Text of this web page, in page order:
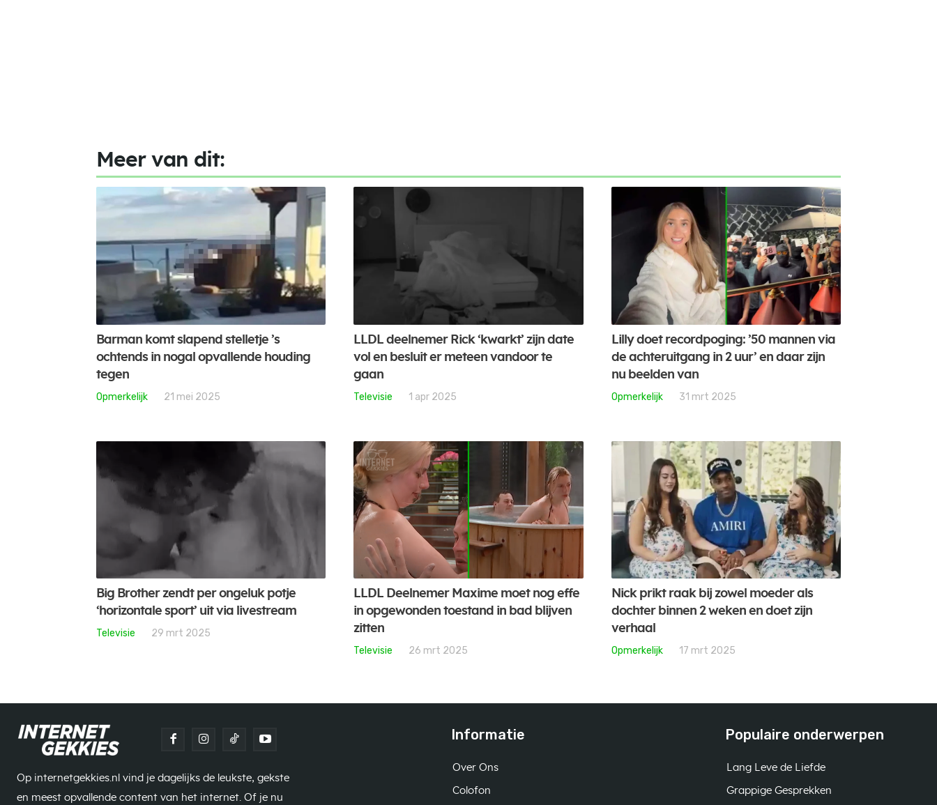
Meer van dit:
Barman komt slapend stelletje ’s
ochtends in nogal opvallende houding
tegen
Opmerkelijk 21 mei 2025
LLDL deelnemer Rick ‘kwarkt’ zijn date
vol en besluit er meteen vandoor te
gaan
Televisie 1 apr 2025
Lilly doet recordpoging: ’50 mannen via
de achteruitgang in 2 uur’ en daar zijn
nu beelden van
Opmerkelijk 31 mrt 2025
Big Brother zendt per ongeluk potje
‘horizontale sport’ uit via livestream
Televisie 29 mrt 2025
LLDL Deelnemer Maxime moet nog effe
in opgewonden toestand in bad blijven
zitten
Televisie 26 mrt 2025
Nick prikt raak bij zowel moeder als
dochter binnen 2 weken en doet zijn
verhaal
Opmerkelijk 17 mrt 2025
Op internetgekkies.nl vind je dagelijks de leukste, gekste
en meest opvallende content van het internet. Of je nu
Informatie
Over Ons
Colofon
Populaire onderwerpen
Lang Leve de Liefde
Grappige Gesprekken